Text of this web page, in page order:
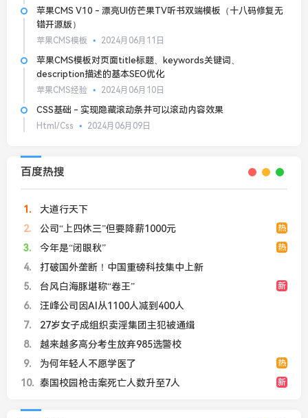
苹果CMS V10 - 漂亮UI仿芒果TV听书双端模板（十八码修复无
错开源版）
苹果CMS模板 2024月06月11日
苹果CMS模板对页面title标题、keywords关键词、
description描述的基本SEO优化
苹果CMS经验 2024月06月10日
CSS基础 - 实现隐藏滚动条并可以滚动内容效果
Html/Css 2024月06月09日
百度热搜
1
大道行天下
2
热
公司“上四休三”但要降薪1000元
3
热
今年是“闭眼秋”
4
打破国外垄断！中国重磅科技集中上新
5
新
台风白海豚堪称“卷王”
6
汪峰公司因AI从1100人减到400人
7
27岁女子成组织卖淫集团主犯被通缉
8
越来越多高分考生放弃985选警校
9
热
为何年轻人不愿学医了
10
新
泰国校园枪击案死亡人数升至7人